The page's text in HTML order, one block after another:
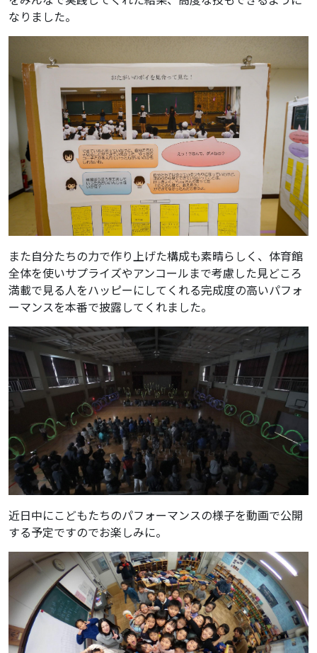
なりました。
また自分たちの力で作り上げた構成も素晴らしく、体育館
全体を使いサプライズやアンコールまで考慮した見どころ
満載で見る人をハッピーにしてくれる完成度の高いパフォ
ーマンスを本番で披露してくれました。
近日中にこどもたちのパフォーマンスの様子を動画で公開
する予定ですのでお楽しみに。